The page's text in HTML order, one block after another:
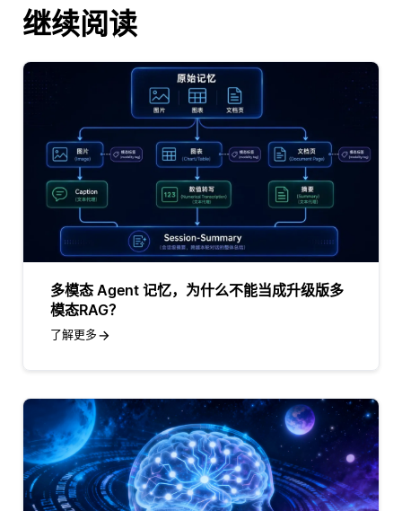
继续阅读
多模态 Agent 记忆，为什么不能当成升级版多
模态RAG？
了解更多